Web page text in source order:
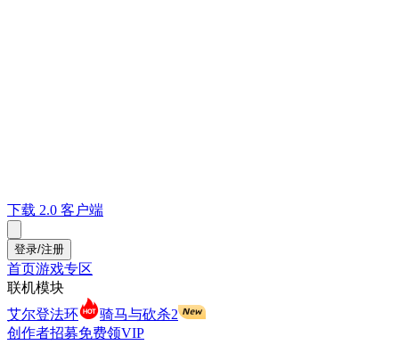
下载 2.0 客户端
登录/注册
首页游戏专区
联机模块
艾尔登法环
骑马与砍杀2
创作者招募免费领VIP